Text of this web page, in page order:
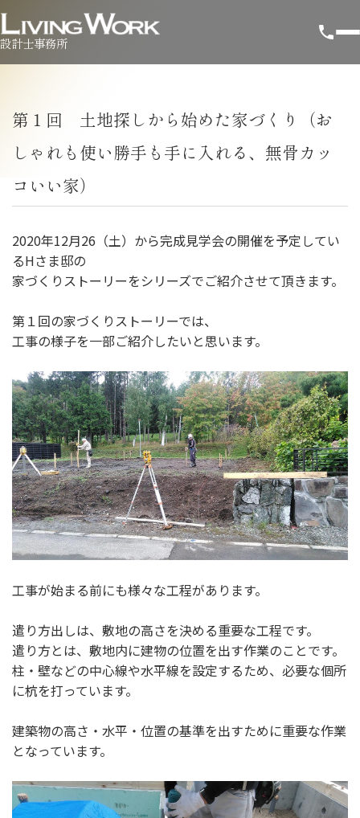
設計士事務所
第１回 土地探しから始めた家づくり（お
しゃれも使い勝手も手に入れる、無骨カッ
コいい家）
2020年12月26（土）から完成見学会の開催を予定してい
るHさま邸の
家づくりストーリーをシリーズでご紹介させて頂きます。
第１回の家づくりストーリーでは、
工事の様子を一部ご紹介したいと思います。
工事が始まる前にも様々な工程があります。
遣り方出しは、敷地の高さを決める重要な工程です。
遣り方とは、敷地内に建物の位置を出す作業のことです。
柱・壁などの中心線や水平線を設定するため、必要な個所
に杭を打っています。
建築物の高さ・水平・位置の基準を出すために重要な作業
となっています。